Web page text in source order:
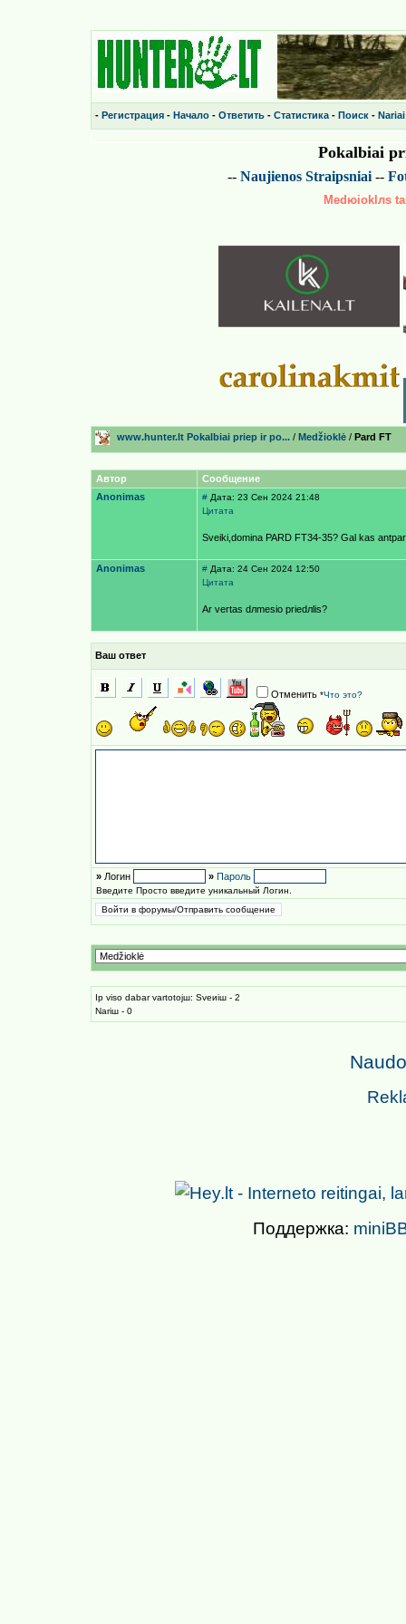
- Регистрация - Начало - Ответить - Статистика - Поиск - Nariai
Pokalbiai
-- Naujienos Straipsniai--
Medюioklлs
www.hunter.lt Pokalbiai prieр ir po... / Medžioklė / Pard FT
Автор
Сообщение
Anonimas
# Дата: 23 Сен 2024 21:48
Цитата
Sveiki,domina PARD FT34-35? Gal kas
Anonimas # Дата: 24 Сен 2024 12:50
Цитата
Ar vertas dлmesio priedлlis?
Ваш ответ
Отменить *Что это?
» Логин » Пароль
Введите Просто введите уникальный Логин.
Iр viso dabar vartotojш: Sveиiш - 2
Nariш - 0
Поддержка: